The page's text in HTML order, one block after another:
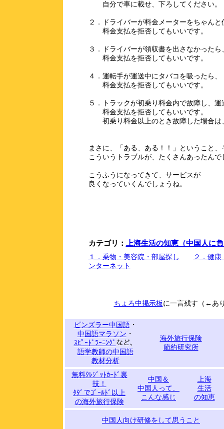
自分で車に載せ、下ろしてください。
２．ドライバーが料金メーターをちゃん
料金支払を拒否してもいいです。
３．ドライバーが領収書を出さなかったら
料金支払を拒否してもいいです。
４．運転手が運送中にタバコを吸ったら、
料金支払を拒否してもいいです。
５．トラックが初乗り料金内で故障し、
料金支払を拒否してもいいです。
初乗り料金以上のとき故障した場合は
まさに、「ある、ある！！」ということ
こういうトラブルが、たくさんあったんで
こうふうになってきて、サービスが
良くなっていくんでしょうね。
カテゴリ： 上海生活の知恵（中国人に
１．乗物・美容院・部屋探し
２．健
ンターネット
ちょろ中掲示板 に一言残す（←あ
ピンズラー中国語・
中国語マラソン ・
ｽﾋﾟｰﾄﾞﾗｰﾆﾝｸﾞ など、
語学教師の中国語
教材分析
海外旅行保険
節約研究所
無料ｸﾚｼﾞｯﾄｶｰﾄﾞ裏
技！
ﾀﾀﾞでｺﾞｰﾙﾄﾞ以上
の海外旅行保険
中国＆
中国人って、
こんな感じ
上海
生活
の知恵
中国人向け研修をして思うこと